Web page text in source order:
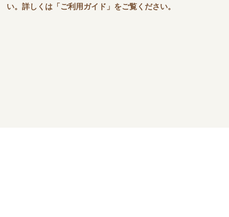
い。詳しくは「ご利用ガイド」をご覧ください。